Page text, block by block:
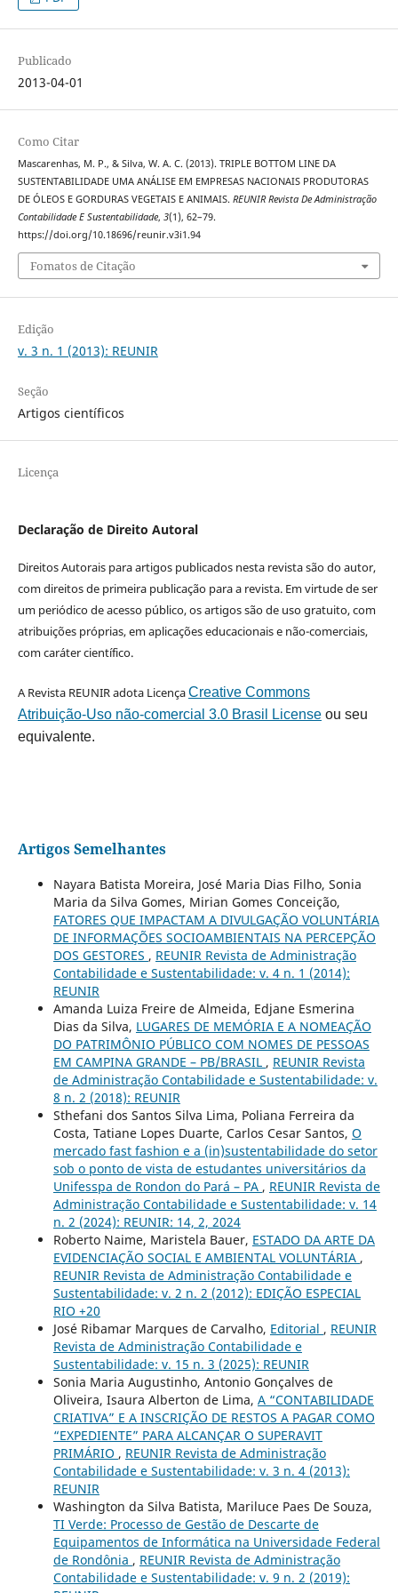
Publicado
2013-04-01
Como Citar
Mascarenhas, M. P., & Silva, W. A. C. (2013). TRIPLE BOTTOM LINE DA
SUSTENTABILIDADE UMA ANÁLISE EM EMPRESAS NACIONAIS PRODUTORAS
DE ÓLEOS E GORDURAS VEGETAIS E ANIMAIS. REUNIR Revista De Administração
Contabilidade E Sustentabilidade, 3(1), 62–79.
https://doi.org/10.18696/reunir.v3i1.94
Fomatos de Citação
Edição
v. 3 n. 1 (2013): REUNIR
Seção
Artigos científicos
Licença
Declaração de Direito Autoral
Direitos Autorais para artigos publicados nesta revista são do autor,
com direitos de primeira publicação para a revista. Em virtude de ser
um periódico de acesso público, os artigos são de uso gratuito, com
atribuições próprias, em aplicações educacionais e não-comerciais,
com caráter científico.
A Revista REUNIR adota LicençaCreative Commons
Atribuição-Uso não-comercial 3.0 Brasil Licenseou seu
equivalente.
Artigos Semelhantes
Nayara Batista Moreira, José Maria Dias Filho, Sonia
Maria da Silva Gomes, Mirian Gomes Conceição,
FATORES QUE IMPACTAM A DIVULGAÇÃO VOLUNTÁRIA
DE INFORMAÇÕES SOCIOAMBIENTAIS NA PERCEPÇÃO
DOS GESTORES , REUNIR Revista de Administração
Contabilidade e Sustentabilidade: v. 4 n. 1 (2014):
REUNIR
Amanda Luiza Freire de Almeida, Edjane Esmerina
Dias da Silva, LUGARES DE MEMÓRIA E A NOMEAÇÃO
DO PATRIMÔNIO PÚBLICO COM NOMES DE PESSOAS
EM CAMPINA GRANDE – PB/BRASIL , REUNIR Revista
de Administração Contabilidade e Sustentabilidade: v.
8 n. 2 (2018): REUNIR
Sthefani dos Santos Silva Lima, Poliana Ferreira da
Costa, Tatiane Lopes Duarte, Carlos Cesar Santos, O
mercado fast fashion e a (in)sustentabilidade do setor
sob o ponto de vista de estudantes universitários da
Unifesspa de Rondon do Pará – PA , REUNIR Revista de
Administração Contabilidade e Sustentabilidade: v. 14
n. 2 (2024): REUNIR: 14, 2, 2024
Roberto Naime, Maristela Bauer, ESTADO DA ARTE DA
EVIDENCIAÇÃO SOCIAL E AMBIENTAL VOLUNTÁRIA ,
REUNIR Revista de Administração Contabilidade e
Sustentabilidade: v. 2 n. 2 (2012): EDIÇÃO ESPECIAL
RIO +20
José Ribamar Marques de Carvalho, Editorial , REUNIR
Revista de Administração Contabilidade e
Sustentabilidade: v. 15 n. 3 (2025): REUNIR
Sonia Maria Augustinho, Antonio Gonçalves de
Oliveira, Isaura Alberton de Lima, A “CONTABILIDADE
CRIATIVA” E A INSCRIÇÃO DE RESTOS A PAGAR COMO
“EXPEDIENTE” PARA ALCANÇAR O SUPERAVIT
PRIMÁRIO , REUNIR Revista de Administração
Contabilidade e Sustentabilidade: v. 3 n. 4 (2013):
REUNIR
Washington da Silva Batista, Mariluce Paes De Souza,
TI Verde: Processo de Gestão de Descarte de
Equipamentos de Informática na Universidade Federal
de Rondônia , REUNIR Revista de Administração
Contabilidade e Sustentabilidade: v. 9 n. 2 (2019):